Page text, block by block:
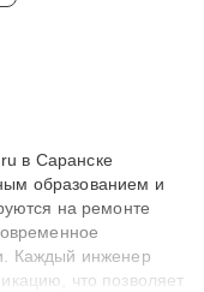
в Саранске
образованием и
на ремонте
Каждый инженер
что позволяет